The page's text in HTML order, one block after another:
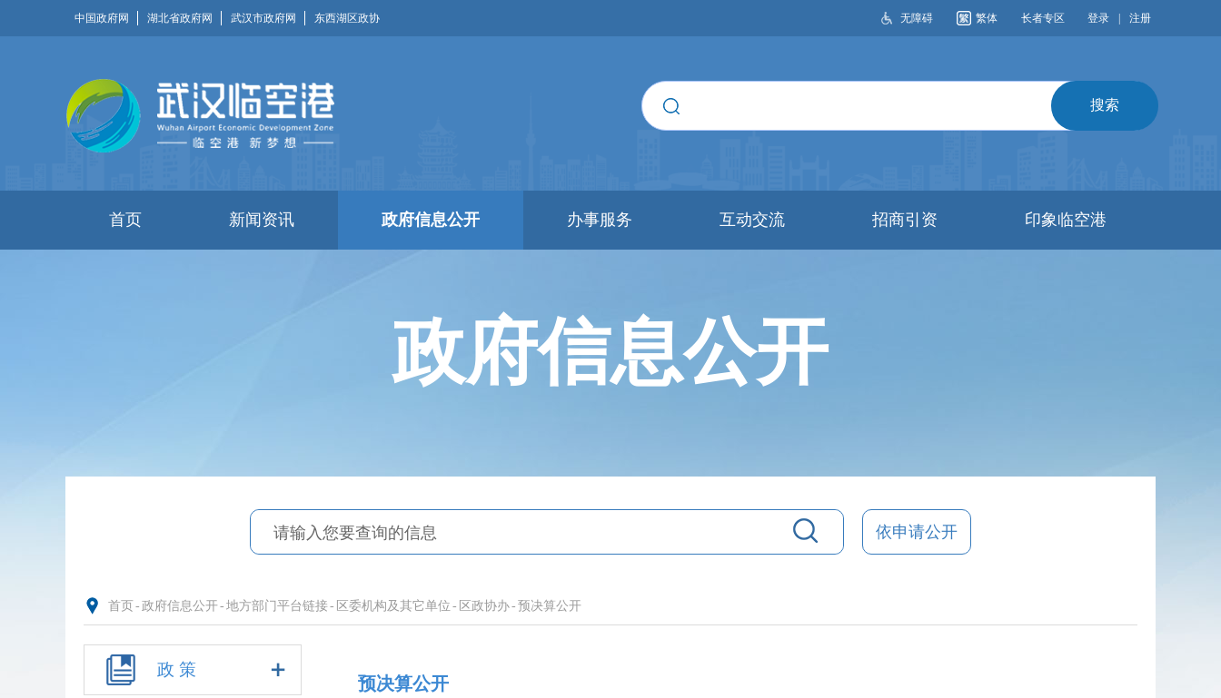
中国政府网 湖北省政府网 武汉市政府网 东西湖区政协 无障碍 繁体 长者专区 登录 注册
搜索
首页 新闻资讯 政府信息公开 办事服务 互动交流 招商引资 印象临空港
政府信息公开
依申请公开
首页 - 政府信息公开- 地方部门平台链接- 区委机构及其它单位 - 区政协办- 预决算公开
政 策
预决算公开